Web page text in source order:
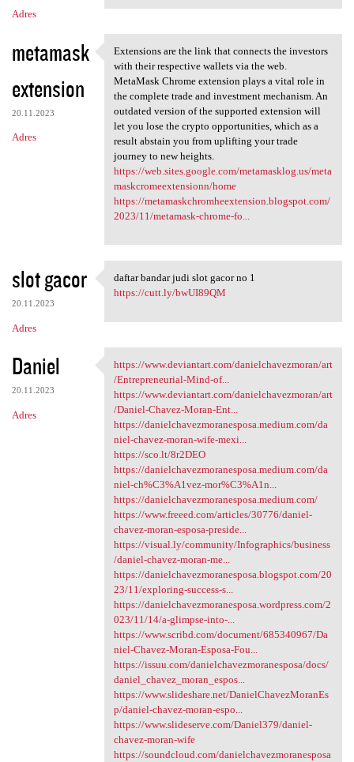
Adres
metamask
extension
20.11.2023
Adres
Extensions are the link that
Extensions are the link that connects the investors
with their respective wallets via the web.
MetaMask Chrome extension plays a vital role in
the complete trade and investment mechanism. An
outdated version of the supported extension will
let you lose the crypto opportunities, which as a
result abstain you from uplifting your trade
journey to new heights.
https://web.sites.google.com/metamasklog.us/meta
maskcromeextensionn/home
https://metamaskchromheextension.blogspot.com/
2023/11/metamask-chrome-fo...
slot gacor
20.11.2023
Adres
daftar bandar judi slot gacor
daftar bandar judi slot gacor no 1
https://cutt.ly/bwUI89QM
Daniel
20.11.2023
Adres
https://www.deviantart.com
https://www.deviantart.com/danielchavezmoran/art
/Entrepreneurial-Mind-of...
https://www.deviantart.com/danielchavezmoran/art
/Daniel-Chavez-Moran-Ent...
https://danielchavezmoranesposa.medium.com/da
niel-chavez-moran-wife-mexi...
https://sco.lt/8r2DEO
https://danielchavezmoranesposa.medium.com/da
niel-ch%C3%A1vez-mor%C3%A1n...
https://danielchavezmoranesposa.medium.com/
https://www.freeed.com/articles/30776/daniel-
chavez-moran-esposa-preside...
https://visual.ly/community/Infographics/business
/daniel-chavez-moran-me...
https://danielchavezmoranesposa.blogspot.com/20
23/11/exploring-success-s...
https://danielchavezmoranesposa.wordpress.com/2
023/11/14/a-glimpse-into-...
https://www.scribd.com/document/685340967/Da
niel-Chavez-Moran-Esposa-Fou...
https://issuu.com/danielchavezmoranesposa/docs/
daniel_chavez_moran_espos...
https://www.slideshare.net/DanielChavezMoranEs
p/daniel-chavez-moran-espo...
https://www.slideserve.com/Daniel379/daniel-
chavez-moran-wife
https://soundcloud.com/danielchavezmoranesposa